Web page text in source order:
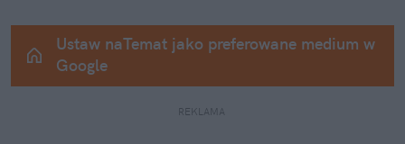
Ustaw naTemat jako preferowane medium w
Google
REKLAMA